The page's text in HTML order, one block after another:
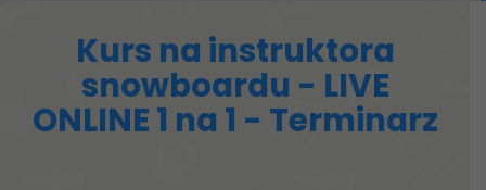
Kurs na instruktora
snowboardu - LIVE
ONLINE 1 na 1 - Terminarz